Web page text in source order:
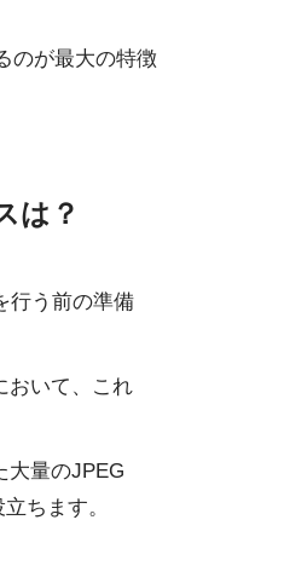
のが最大の特徴
は？
行う前の準備
おいて、これ
大量のJPEG
ちます。